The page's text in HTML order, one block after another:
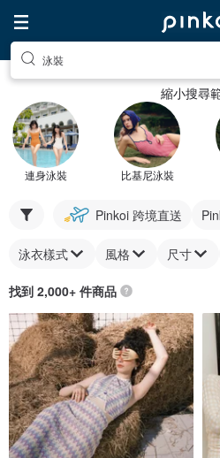
泳裝
縮小搜尋
連身泳裝 比基尼泳裝
Pinkoi 跨境直送
泳衣樣式 風格 尺寸
找到 2,000+ 件商品